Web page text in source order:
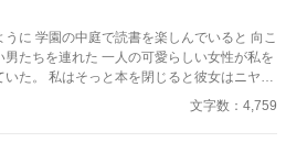
うに 学園の中庭で読書を楽しんでいると 向こ
男たちを連れた 一人の可愛らしい女性が私を
いた。 私はそっと本を閉じると彼女はニヤリ
へ近づいてくる……。 ヤンデレ王子×
みました。 短編ですので気軽に読んでみて
文字数：4,759